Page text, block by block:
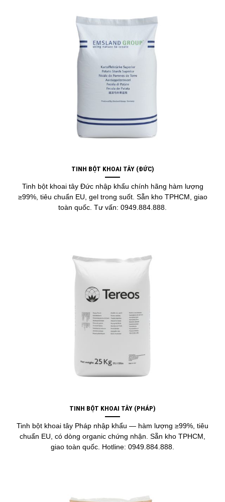
TINH BỘT KHOAI TÂY (ĐỨC)
Tinh bột khoai tây Đức nhập khẩu chính hãng hàm lượng
≥99%, tiêu chuẩn EU, gel trong suốt. Sẵn kho TPHCM, giao
toàn quốc. Tư vấn: 0949.884.888.
TINH BỘT KHOAI TÂY (PHÁP)
Tinh bột khoai tây Pháp nhập khẩu — hàm lượng ≥99%, tiêu
chuẩn EU, có dòng organic chứng nhận. Sẵn kho TPHCM,
giao toàn quốc. Hotline: 0949.884.888.